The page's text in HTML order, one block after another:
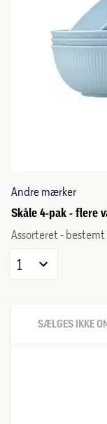
Andre mærker
Skåle 4-pak - flere
Assorteret -
1
SÆLGES IKKE